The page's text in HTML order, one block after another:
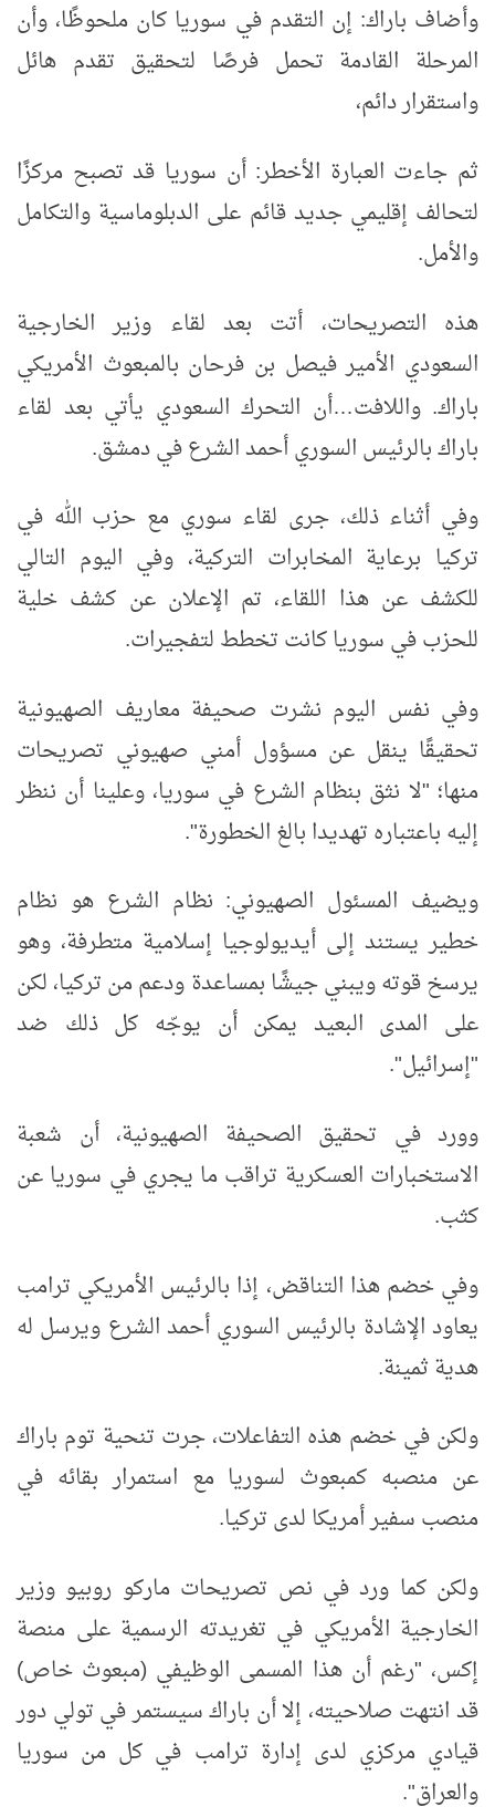
وأضاف باراك: إن التقدم في سوريا كان ملحوظًا، وأن
المرحلة القادمة تحمل فرصًا لتحقيق تقدم هائل
واستقرار دائم،
ثم جاءت العبارة الأخطر: أن سوريا قد تصبح مركزًا
لتحالف إقليمي جديد قائم على الدبلوماسية والتكامل
والأمل.
هذه التصريحات، أتت بعد لقاء وزير الخارجية
السعودي الأمير فيصل بن فرحان بالمبعوث الأمريكي
باراك. واللافت…أن التحرك السعودي يأتي بعد لقاء
باراك بالرئيس السوري أحمد الشرع في دمشق.
وفي أثناء ذلك، جرى لقاء سوري مع حزب الله في
تركيا برعاية المخابرات التركية، وفي اليوم التالي
للكشف عن هذا اللقاء، تم الإعلان عن كشف خلية
للحزب في سوريا كانت تخطط لتفجيرات.
وفي نفس اليوم نشرت صحيفة معاريف الصهيونية
تحقيقًا ينقل عن مسؤول أمني صهيوني تصريحات
منها؛ "لا نثق بنظام الشرع في سوريا، وعلينا أن ننظر
إليه باعتباره تهديدا بالغ الخطورة".
ويضيف المسئول الصهيوني: نظام الشرع هو نظام
خطير يستند إلى أيديولوجيا إسلامية متطرفة، وهو
يرسخ قوته ويبني جيشًا بمساعدة ودعم من تركيا، لكن
على المدى البعيد يمكن أن يوجّه كل ذلك ضد
"إسرائيل".
وورد في تحقيق الصحيفة الصهيونية، أن شعبة
الاستخبارات العسكرية تراقب ما يجري في سوريا عن
كثب.
وفي خضم هذا التناقض، إذا بالرئيس الأمريكي ترامب
يعاود الإشادة بالرئيس السوري أحمد الشرع ويرسل له
هدية ثمينة.
ولكن في خضم هذه التفاعلات، جرت تنحية توم باراك
عن منصبه كمبعوث لسوريا مع استمرار بقائه في
منصب سفير أمريكا لدى تركيا.
ولكن كما ورد في نص تصريحات ماركو روبيو وزير
الخارجية الأمريكي في تغريدته الرسمية على منصة
إكس، "رغم أن هذا المسمى الوظيفي (مبعوث خاص)
قد انتهت صلاحيته، إلا أن باراك سيستمر في تولي دور
قيادي مركزي لدى إدارة ترامب في كل من سوريا
والعراق".